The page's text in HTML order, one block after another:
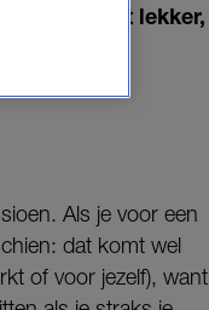
klinkt best lekker,
Als je voor een
dat komt wel
of voor jezelf), want